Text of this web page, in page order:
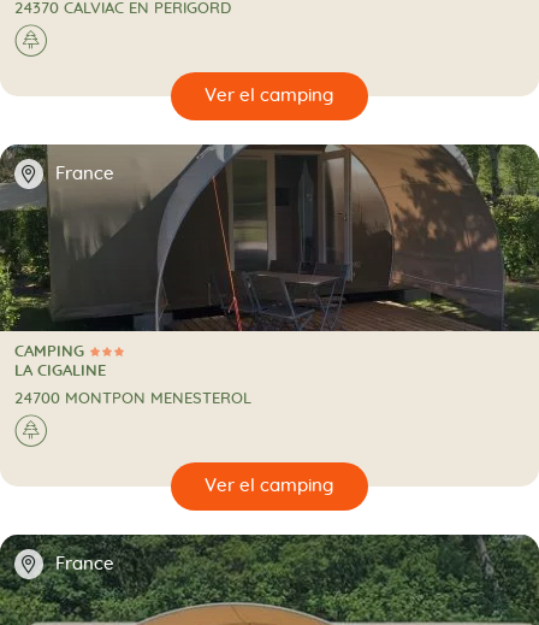
24370 CALVIAC EN PERIGORD
🌲
🔍
📍 France
3 Estrellas
CAMPING
CAMPING
LA CIGALINE
24700 MONTPON MENESTEROL
🌲
🔍
📍 France